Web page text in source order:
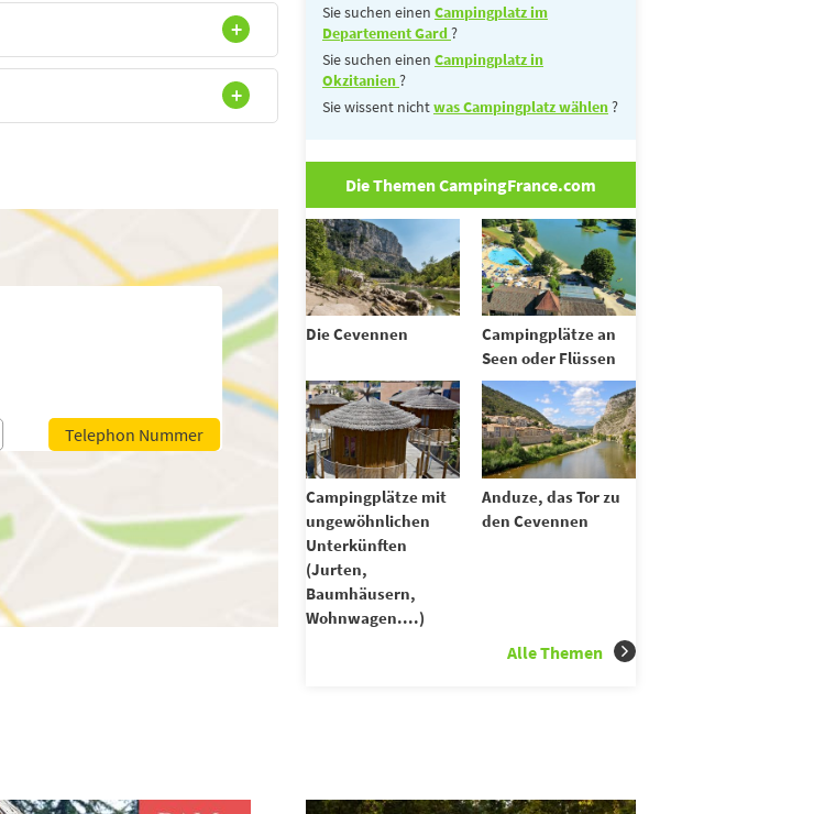
Telephon Nummer
Sie suchen einen Campingplatz im
Departement Gard?
Sie suchen einen Campingplatz in
Okzitanien?
Sie wissent nichtwas Campingplatz wählen?
Die Themen CampingFrance.com
Die Cevennen
Campingplätze an
Seen oder Flüssen
Campingplätze mit
ungewöhnlichen
Unterkünften
(Jurten,
Baumhäusern,
Wohnwagen....)
Anduze, das Tor zu
den Cevennen
Alle Themen